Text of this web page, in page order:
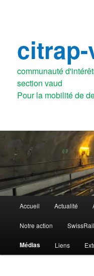
communauté
section vaud
principal
Accueil Actualité
Notre action
Médias Liens